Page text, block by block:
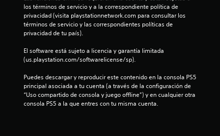
los términos de servicio y a la correspondiente política de
privacidad (visita playstationnetwork.com para consultar los
términos de servicio y las correspondientes políticas de
privacidad de tu país).
El software está sujeto a licencia y garantía limitada
(us.playstation.com/softwarelicense/sp).
Puedes descargar y reproducir este contenido en la consola PS5
principal asociada a tu cuenta (a través de la configuración de
“Uso compartido de consola y juego offline”) y en cualquier otra
consola PS5 a la que entres con tu misma cuenta.